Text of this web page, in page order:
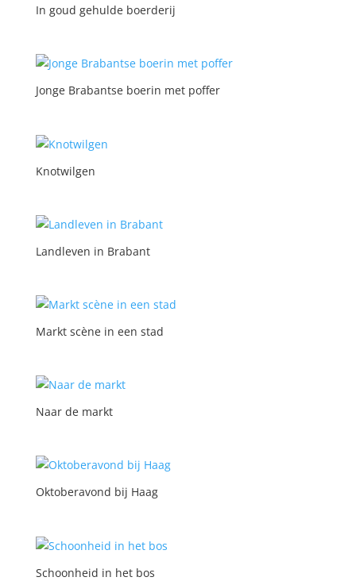
In goud gehulde boerderij
Jonge Brabantse boerin met poffer
Knotwilgen
Landleven in Brabant
Markt scène in een stad
Naar de markt
Oktoberavond bij Haag
Schoonheid in het bos